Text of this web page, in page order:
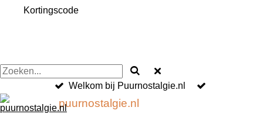
Kortingscode
Welkom bij Puurnostalgie.nl
puurnostalgie.nl